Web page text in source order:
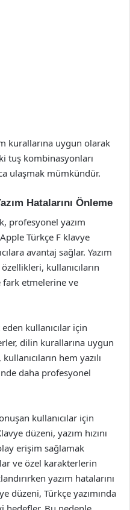
kurallarına uygun olarak
tuş kombinasyonları
ulaşmak mümkündür.
Hatalarını Önleme
profesyonel yazım
Türkçe F klavye
avantaj sağlar. Yazım
kullanıcıların
fark etmelerine ve
kullanıcılar için
dilin kurallarına uygun
hem yazılı
daha profesyonel
kullanıcılar için
düzeni, yazım hızını
erişim sağlamak
ve özel karakterlerin
yazım hatalarını
düzeni, Türkçe yazımında